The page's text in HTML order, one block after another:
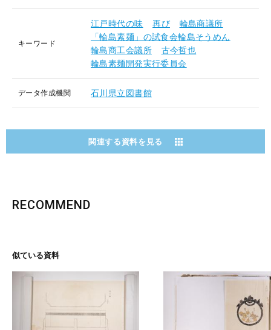
キーワード
江戸時代の味 再び
輪島商議所
「輪島素麺」の試食会輪島そうめん
輪島商工会議所
古今哲也
輪島素麺開発実行委員会
データ作成機関 石川県立図書館
関連する資料を見る
RECOMMEND
似ている資料